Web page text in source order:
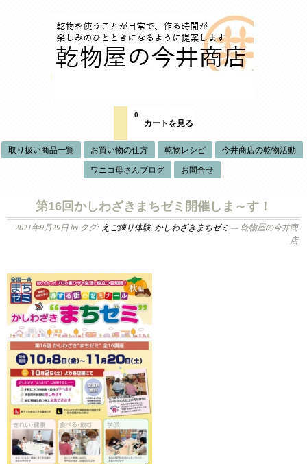
カートを見る
0
取り扱い商品一覧 お買い物の仕方 乾物レシピ 今井商店の乾物活動
ワニコ母さんブログ お問合せ
第16回かしわざきまちゼミ開催しま～す！
2021年9月29日by タグ: えご練り体験, かしわざきまちゼミ — 乾物屋の今井商
店